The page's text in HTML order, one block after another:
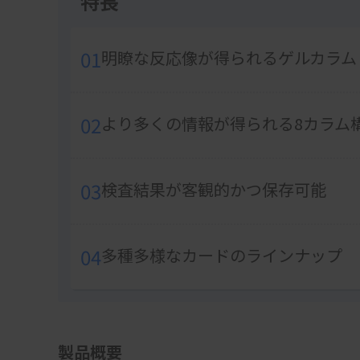
01明瞭な反応像が得られるゲルカラム
02より多くの情報が得られる8カラム
03検査結果が客観的かつ保存可能
04多種多様なカードのラインナップ
製品概要